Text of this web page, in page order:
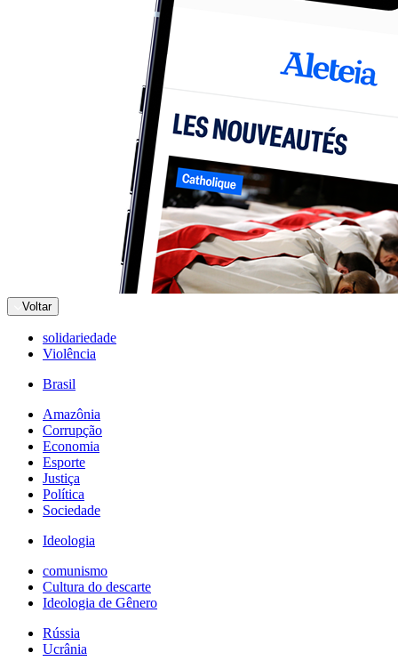
Voltar
solidariedade
Violência
Brasil
Amazônia
Corrupção
Economia
Esporte
Justiça
Política
Sociedade
Ideologia
comunismo
Cultura do descarte
Ideologia de Gênero
Rússia
Ucrânia